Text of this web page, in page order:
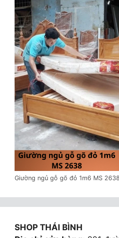
Giường ngủ gỗ gõ đỏ 1m6 MS 2638
SHOP THÁI BÌNH